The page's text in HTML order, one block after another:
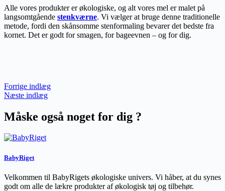
Alle vores produkter er økologiske, og alt vores mel er malet på
langsomtgående stenkværne. Vi vælger at bruge denne traditionelle
metode, fordi den skånsomme stenformaling bevarer det bedste fra
kornet. Det er godt for smagen, for bageevnen – og for dig.
Forrige indlæg
Næste indlæg
Måske også noget for dig ?
BabyRiget
Velkommen til BabyRigets økologiske univers. Vi håber, at du synes
godt om alle de lækre produkter af økologisk tøj og tilbehør.